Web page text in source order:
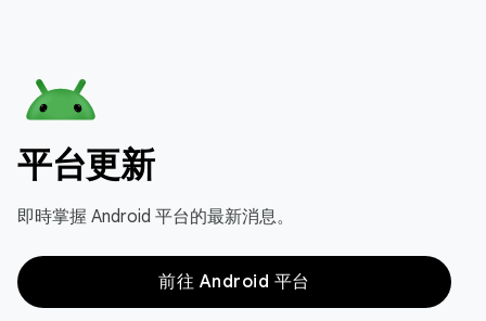
平台更新
即時掌握 Android 平台的最新消息。
前往 Android 平台